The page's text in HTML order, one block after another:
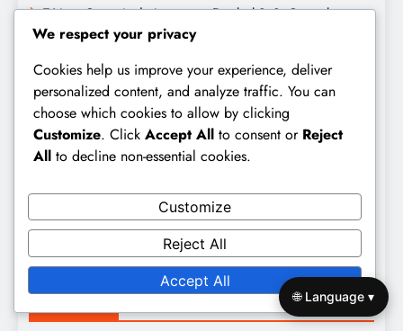
Táticas Centrais de Jogo para Futebol 9v9: Controlo,
Passe, Movimento
Dinâmicas Culturais no Futebol 9v9: Valores, Crenças,
Identidade da Equipa
Dinâmicas de Adaptabilidade no Futebol 9v9:
Flexibilidade, Papéis, Estratégias
Marcação, Cobertura, Apoio
Formação 2-4-2 no Futebol 9v9: Largura no ataque,
Apoio, Defesa
We respect your privacy
Cookies help us improve your experience, deliver
personalized content, and analyze traffic. You can
choose which cookies to allow by clicking
Customize. Click Accept All to consent or Reject
All to decline non-essential cookies.
Customize
Reject All
Accept All
🌐 Language ▾